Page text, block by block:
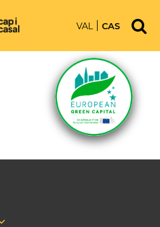
VAL CAS